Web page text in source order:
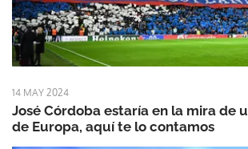
14 MAY 2024
José Córdoba estaría en la mira de
de Europa, aquí te lo contamos